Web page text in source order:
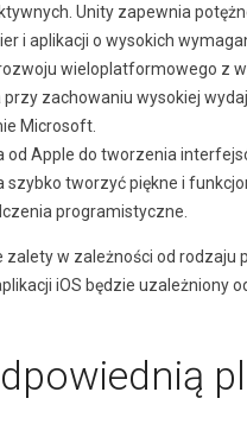
Unity zapewnia
i aplikacji o wysokich
wieloplatformowego z
przy zachowaniu wysokiej
Microsoft.
Apple do tworzenia
tworzyć piękne i
programistyczne.
w zależności od
iOS będzie uzależniony